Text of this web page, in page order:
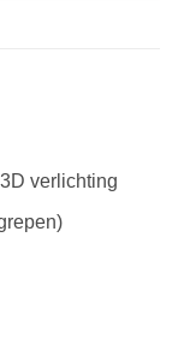
verlichting